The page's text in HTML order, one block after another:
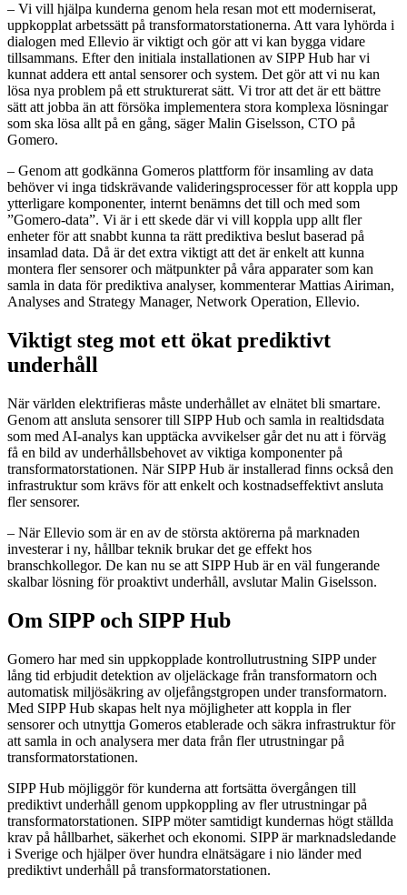
– Vi vill hjälpa kunderna genom hela resan mot ett moderniserat,
uppkopplat arbetssätt på transformatorstationerna. Att vara lyhörda i
dialogen med Ellevio är viktigt och gör att vi kan bygga vidare
tillsammans. Efter den initiala installationen av SIPP Hub har vi
kunnat addera ett antal sensorer och system. Det gör att vi nu kan
lösa nya problem på ett strukturerat sätt. Vi tror att det är ett bättre
sätt att jobba än att försöka implementera stora komplexa lösningar
som ska lösa allt på en gång, säger Malin Giselsson, CTO på
Gomero.
– Genom att godkänna Gomeros plattform för insamling av data
behöver vi inga tidskrävande valideringsprocesser för att koppla upp
ytterligare komponenter, internt benämns det till och med som
”Gomero-data”. Vi är i ett skede där vi vill koppla upp allt fler
enheter för att snabbt kunna ta rätt prediktiva beslut baserad på
insamlad data. Då är det extra viktigt att det är enkelt att kunna
montera fler sensorer och mätpunkter på våra apparater som kan
samla in data för prediktiva analyser, kommenterar Mattias Airiman,
Analyses and Strategy Manager, Network Operation, Ellevio.
Viktigt steg mot ett ökat prediktivt
underhåll
När världen elektrifieras måste underhållet av elnätet bli smartare.
Genom att ansluta sensorer till SIPP Hub och samla in realtidsdata
som med AI-analys kan upptäcka avvikelser går det nu att i förväg
få en bild av underhållsbehovet av viktiga komponenter på
transformatorstationen. När SIPP Hub är installerad finns också den
infrastruktur som krävs för att enkelt och kostnadseffektivt ansluta
fler sensorer.
– När Ellevio som är en av de största aktörerna på marknaden
investerar i ny, hållbar teknik brukar det ge effekt hos
branschkollegor. De kan nu se att SIPP Hub är en väl fungerande
skalbar lösning för proaktivt underhåll, avslutar Malin Giselsson.
Om SIPP och SIPP Hub
Gomero har med sin uppkopplade kontrollutrustning SIPP under
lång tid erbjudit detektion av oljeläckage från transformatorn och
automatisk miljösäkring av oljefångstgropen under transformatorn.
Med SIPP Hub skapas helt nya möjligheter att koppla in fler
sensorer och utnyttja Gomeros etablerade och säkra infrastruktur för
att samla in och analysera mer data från fler utrustningar på
transformatorstationen.
SIPP Hub möjliggör för kunderna att fortsätta övergången till
prediktivt underhåll genom uppkoppling av fler utrustningar på
transformatorstationen. SIPP möter samtidigt kundernas högt ställda
krav på hållbarhet, säkerhet och ekonomi. SIPP är marknadsledande
i Sverige och hjälper över hundra elnätsägare i nio länder med
prediktivt underhåll på transformatorstationen.